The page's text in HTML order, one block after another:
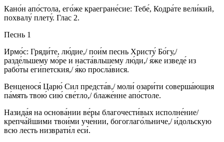
Кано́н апо́стола, его́же краегране́сие: Тебе́, Кодра́те вели́кий,
похвалу́ плету́. Глас 2.
Песнь 1
Ирмо́с: Гряди́те, лю́дие,/ пои́м песнь Христу́ Бо́гу,/
разде́льшему мо́ре и наста́вльшему лю́ди,/ я́же изведе́ из
рабо́ты еги́петския,/ я́ко просла́вися.
Венценося́ Царю́ Сил предста́в,/ моли́ озари́ти соверша́ющия
па́мять твою́ сию́ све́тло,/ блаже́нне апо́столе.
Назида́я на основа́нии ве́ры благочести́вых исполне́ние/
крепча́йшими твои́ми уче́нии, богоглаго́льниче,/ и́дольскую
всю лесть низврати́л еси́.